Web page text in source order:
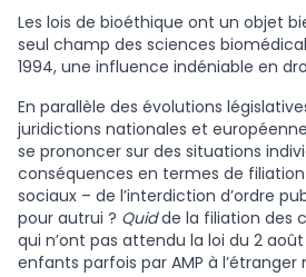
Les lois de bioéthique ont un objet
seul champ des sciences
1994, une influence indéniable en
En parallèle des évolutions
juridictions nationales et
se prononcer sur des situations
conséquences en termes de
sociaux – de l’interdiction d’ordre
pour autrui ? Quidde la filiation des
qui n’ont pas attendu la loi du 2 août
enfants parfois par AMP à